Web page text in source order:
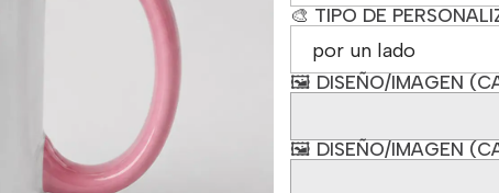
🎨 TIPO DE
🖼️ DISEÑO/IMAGEN
🖼️ DISEÑO/IMAGEN